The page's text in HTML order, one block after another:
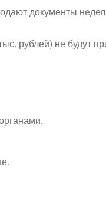
документы
рублей) не будут